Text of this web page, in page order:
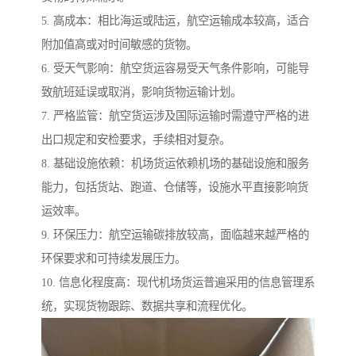
5. 高成本：相比海运或陆运，航空运输成本较高，适合
附加值高或对时间敏感的货物。
6. 受天气影响：航空货运容易受天气条件影响，可能导
致航班延误或取消，影响货物运输计划。
7. 严格监管：航空货运涉及国际运输时需遵守严格的进
出口规定和安检要求，手续相对复杂。
8. 基础设施依赖：机场货运依赖机场的基础设施和服务
能力，包括货站、跑道、仓储等，设施水平直接影响货
运效率。
9. 环保压力：航空运输碳排放较高，面临越来越严格的
环保要求和可持续发展压力。
10. 信息化程度高：现代机场货运普遍采用的信息管理系
统，实现货物跟踪、数据共享和流程优化。